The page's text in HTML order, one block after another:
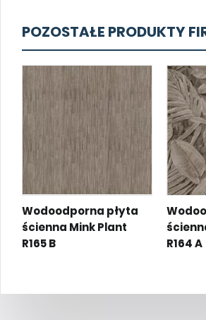
POZOSTAŁE PRODUKTY
Wodoodporna płyta
ścienna Mink Plant
R165 B
R164 A